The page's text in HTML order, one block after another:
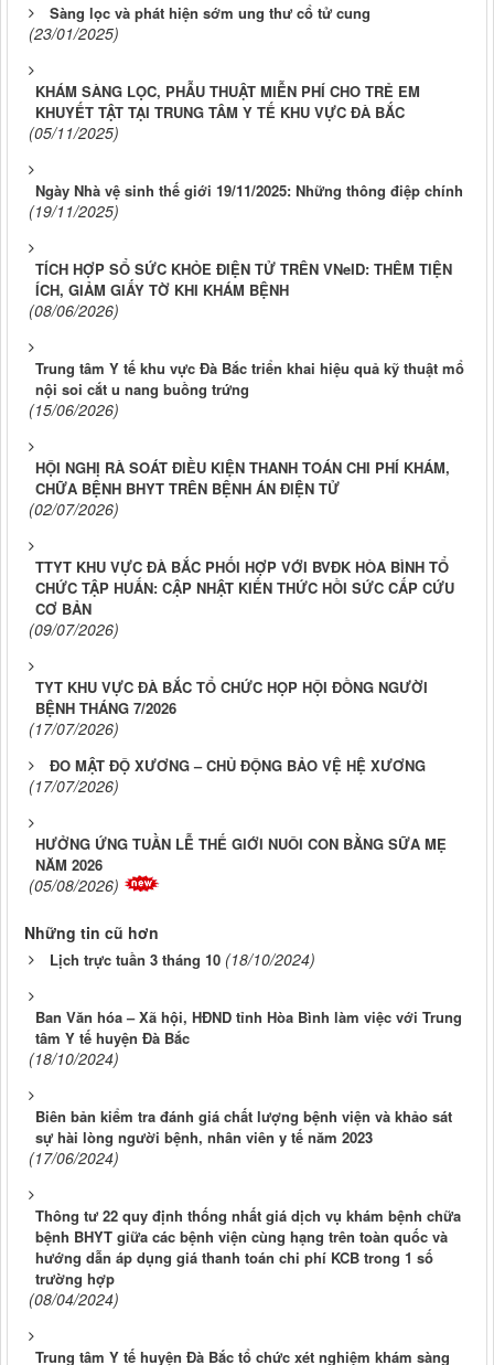
Sàng lọc và phát hiện sớm ung thư cổ tử cung
(23/01/2025)
KHÁM SÀNG LỌC, PHẪU THUẬT MIỄN PHÍ CHO TRẺ EM
KHUYẾT TẬT TẠI TRUNG TÂM Y TẾ KHU VỰC ĐÀ BẮC
(05/11/2025)
Ngày Nhà vệ sinh thế giới 19/11/2025: Những thông điệp chính
(19/11/2025)
TÍCH HỢP SỔ SỨC KHỎE ĐIỆN TỬ TRÊN VNeID: THÊM TIỆN
ÍCH, GIẢM GIẤY TỜ KHI KHÁM BỆNH
(08/06/2026)
Trung tâm Y tế khu vực Đà Bắc triển khai hiệu quả kỹ thuật mổ
nội soi cắt u nang buồng trứng
(15/06/2026)
HỘI NGHỊ RÀ SOÁT ĐIỀU KIỆN THANH TOÁN CHI PHÍ KHÁM,
CHỮA BỆNH BHYT TRÊN BỆNH ÁN ĐIỆN TỬ
(02/07/2026)
TTYT KHU VỰC ĐÀ BẮC PHỐI HỢP VỚI BVĐK HÒA BÌNH TỔ
CHỨC TẬP HUẤN: CẬP NHẬT KIẾN THỨC HỒI SỨC CẤP CỨU
CƠ BẢN
(09/07/2026)
TYT KHU VỰC ĐÀ BẮC TỔ CHỨC HỌP HỘI ĐỒNG NGƯỜI
BỆNH THÁNG 7/2026
(17/07/2026)
ĐO MẬT ĐỘ XƯƠNG – CHỦ ĐỘNG BẢO VỆ HỆ XƯƠNG
(17/07/2026)
HƯỞNG ỨNG TUẦN LỄ THẾ GIỚI NUÔI CON BẰNG SỮA MẸ
NĂM 2026
(05/08/2026)
Những tin cũ hơn
Lịch trực tuần 3 tháng 10 (18/10/2024)
Ban Văn hóa – Xã hội, HĐND tỉnh Hòa Bình làm việc với Trung
tâm Y tế huyện Đà Bắc
(18/10/2024)
Biên bản kiểm tra đánh giá chất lượng bệnh viện và khảo sát
sự hài lòng người bệnh, nhân viên y tế năm 2023
(17/06/2024)
Thông tư 22 quy định thống nhất giá dịch vụ khám bệnh chữa
bệnh BHYT giữa các bệnh viện cùng hạng trên toàn quốc và
hướng dẫn áp dụng giá thanh toán chi phí KCB trong 1 số
trường hợp
(08/04/2024)
Trung tâm Y tế huyện Đà Bắc tổ chức xét nghiệm khám sàng